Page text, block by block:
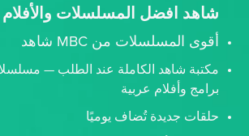
شاهد افضل المسلسلات والأفلام
أقوى المسلسلات من MBC شاهد
مكتبة شاهد الكاملة عند الطلب —
برامج وأفلام عربية
حلقات جديدة تُضاف يوميًا